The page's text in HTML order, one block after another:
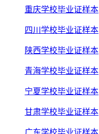
重庆学校毕业证样本
四川学校毕业证样本
陕西学校毕业证样本
青海学校毕业证样本
宁夏学校毕业证样本
甘肃学校毕业证样本
广东学校毕业证样本